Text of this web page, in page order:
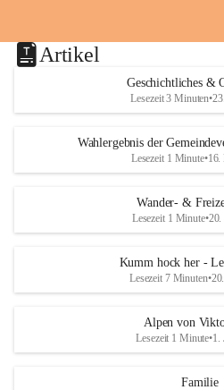
Artikel
Geschichtliches &
Lesezeit 3 Minuten•
Wahlergebnis der
Lesezeit 1 Minute•16.
Wander- &
Lesezeit 1 Minute•20.
Kumm hock her -
Lesezeit 7 Minuten•
Alpen von
Lesezeit 1 Minute•1.
Familie